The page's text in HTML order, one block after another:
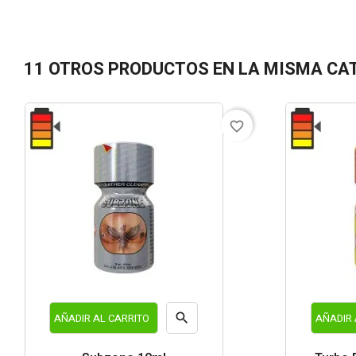
11 OTROS PRODUCTOS EN LA MISMA
AÑADIR AL CARRITO 
favorite_border
AÑADIR